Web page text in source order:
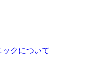
クについて